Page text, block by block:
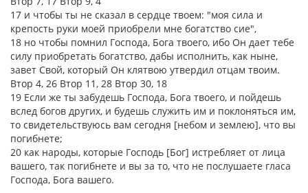
17 и чтобы ты не сказал в сердце твоем: "моя сила и
крепость руки моей приобрели мне богатство сие",
18 но чтобы помнил Господа, Бога твоего, ибо Он дает тебе
силу приобретать богатство, дабы исполнить, как ныне,
завет Свой, который Он клятвою утвердил отцам твоим.
Втор 4, 26 Втор 11, 28 Втор 30, 18
19 Если же ты забудешь Господа, Бога твоего, и пойдешь
вслед богов других, и будешь служить им и поклоняться им,
то свидетельствуюсь вам сегодня [небом и землею], что вы
погибнете;
20 как народы, которые Господь [Бог] истребляет от лица
вашего, так погибнете и вы за то, что не послушаете гласа
Господа, Бога вашего.